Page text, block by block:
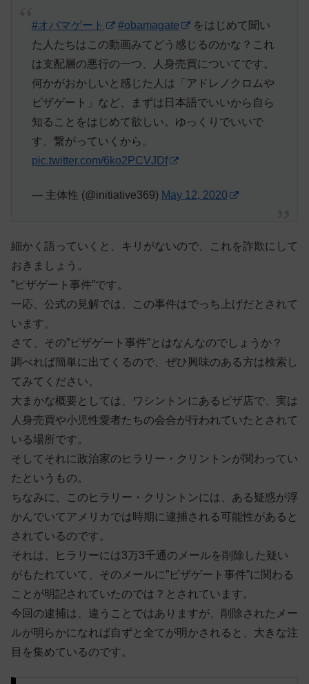
#オバマゲート #obamagate
をはじめて聞い
た人たちはこの動画みてどう感じるのかな？これ
は支配層の悪行の一つ、人身売買についてです。
何かがおかしいと感じた人は「アドレノクロムや
ピザゲート」など、まずは日本語でいいから自ら
知ることをはじめて欲しい。ゆっくりでいいで
す、繋がっていくから。
pic.twitter.com/6ko2PCVJDf
— 主体性 (@initiative369) May 12, 2020
細かく語っていくと、キリがないので、これを詐欺にして
おきましょう。
”ピザゲート事件”です。
一応、公式の見解では、この事件はでっち上げだとされて
います。
さて、その”ピザゲート事件”とはなんなのでしょうか？
調べれば簡単に出てくるので、ぜひ興味のある方は検索し
てみてください。
大まかな概要としては、ワシントンにあるピザ店で、実は
人身売買や小児性愛者たちの会合が行われていたとされて
いる場所です。
そしてそれに政治家のヒラリー・クリントンが関わってい
たというもの。
ちなみに、このヒラリー・クリントンには、ある疑惑が浮
かんでいてアメリカでは時期に逮捕される可能性があると
されているのです。
それは、ヒラリーには3万3千通のメールを削除した疑い
がもたれていて、そのメールに”ピザゲート事件”に関わる
ことが明記されていたのでは？とされています。
今回の逮捕は、違うことではありますが、削除されたメー
ルが明らかになれば自ずと全てが明かされると、大きな注
目を集めているのです。